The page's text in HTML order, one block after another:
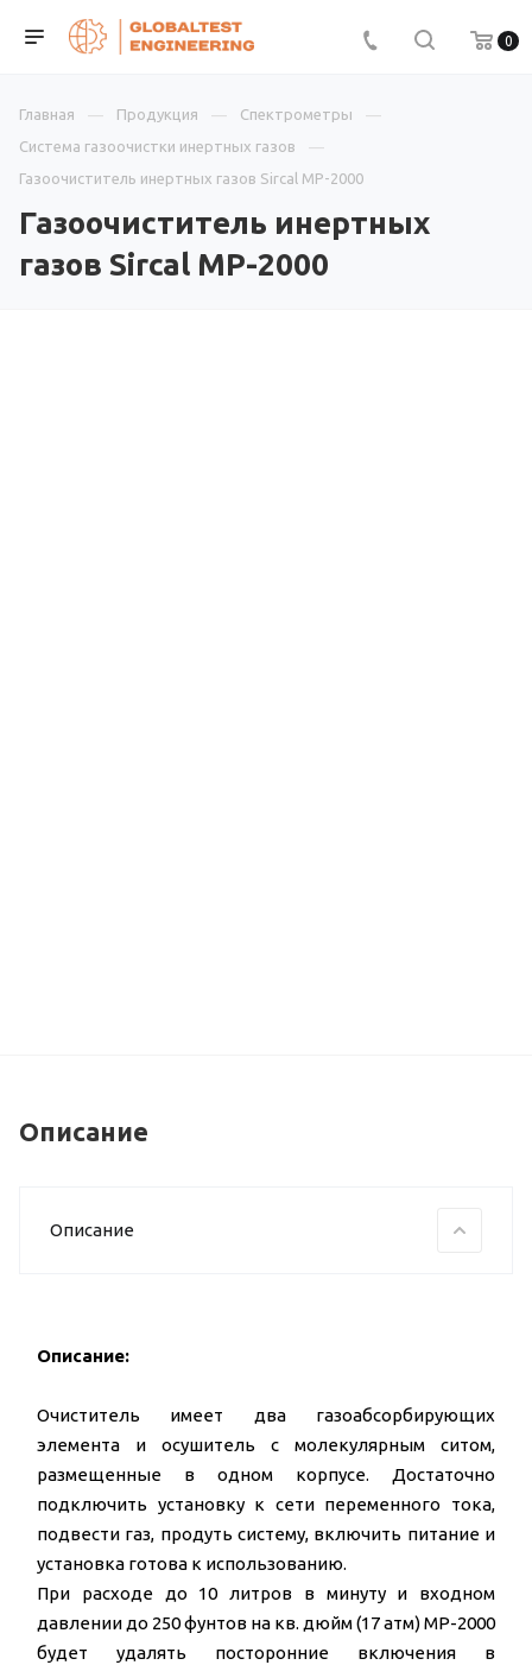
0
Главная Продукция
Спектрометры
Система газоочистки инертных газов
Газоочиститель инертных газов Sircal MP-2000
Газоочиститель инертных
газов Sircal MP-2000
Описание
Описание
Описание:
Очиститель имеет два газоабсорбирующих
элемента и осушитель с молекулярным ситом,
размещенные в одном корпусе. Достаточно
подключить установку к сети переменного тока,
подвести газ, продуть систему, включить питание и
установка готова к использованию.
При расходе до 10 литров в минуту и входном
давлении до 250 фунтов на кв. дюйм (17 атм) MP-2000
будет удалять посторонние включения в